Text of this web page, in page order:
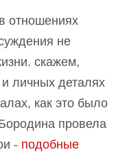
отношениях
не
скажем,
личных деталях
как это было
провела
- подобные